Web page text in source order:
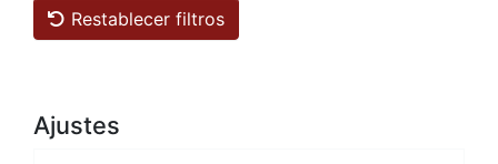
Restablecer filtros
Ajustes